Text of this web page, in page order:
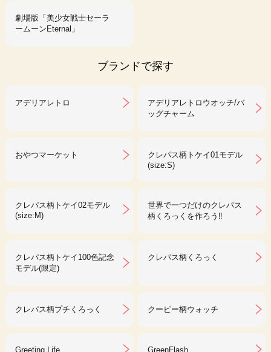
劇場版「美少女戦士セーラ
ームーンEternal」
ブランドで探す
アデリアレトロ
アデリアレトロウオッチ/バ
ッグチャーム
おやつマーケット
クレパス柄トケイ01モデル
(size:S)
クレパス柄トケイ02モデル
(size:M)
世界で一つだけのクレパス
柄くろっくを作ろう‼︎
クレパス柄トケイ100色記念
モデル(限定)
クレパス柄くろっく
クレパス柄プチくろっく クーピー柄ウォッチ
Greeting Life GreenFlash